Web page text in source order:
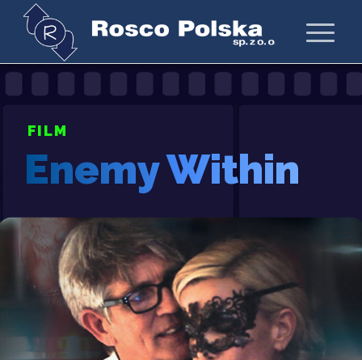
FILM
Enemy Within